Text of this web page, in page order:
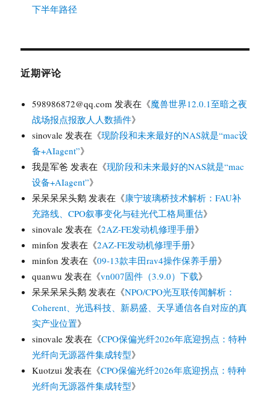
下半年路径
近期评论
598986872@qq.com 发表在《魔兽世界12.0.1至暗之夜
战场报点报敌人人数插件》
sinovale 发表在《现阶段和未来最好的NAS就是“mac设
备+AIagent”》
我是军爸 发表在《现阶段和未来最好的NAS就是“mac
设备+AIagent”》
呆呆呆呆头鹅 发表在《康宁玻璃桥技术解析：FAU补
充路线、CPO叙事变化与硅光代工格局重估》
sinovale 发表在《2AZ-FE发动机修理手册》
minfon 发表在《2AZ-FE发动机修理手册》
minfon 发表在《09-13款丰田rav4操作保养手册》
quanwu 发表在《vn007固件（3.9.0）下载》
呆呆呆呆头鹅 发表在《NPO/CPO光互联传闻解析：
Coherent、光迅科技、新易盛、天孚通信各自对应的真
实产业位置》
sinovale 发表在《CPO保偏光纤2026年底迎拐点：特种
光纤向无源器件集成转型》
Kuotzui 发表在《CPO保偏光纤2026年底迎拐点：特种
光纤向无源器件集成转型》